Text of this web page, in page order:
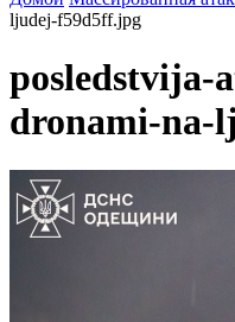
ljudej-f59d5ff.jpg
posledstvija-
dronami-na-